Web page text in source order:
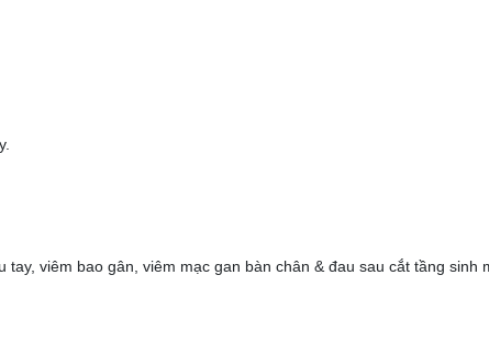
viêm bao gân, viêm mạc gan bàn chân & đau sau cắt tầng sinh